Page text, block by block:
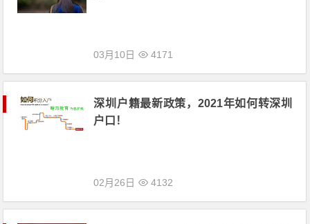
03月10日 4171
深圳户籍最新政策，2021年如何转深圳
户口！
02月26日 4132